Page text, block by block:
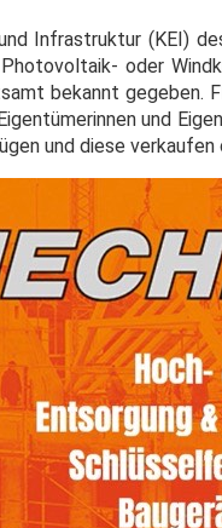
Infrastruktur (KEI)
oder
bekannt gegeben.
und
und diese